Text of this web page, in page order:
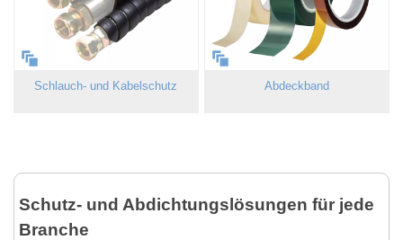
Schlauch- und Kabelschutz Abdeckband
Schutz- und Abdichtungslösungen für jede
Branche